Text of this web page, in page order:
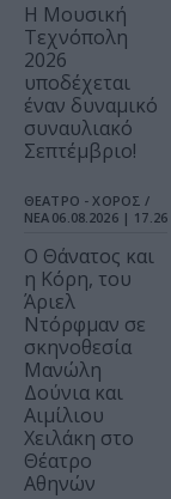
Η Μουσική
Τεχνόπολη
2026
υποδέχεται
έναν δυναμικό
συναυλιακό
Σεπτέμβριο!
ΘΕΑΤΡΟ - ΧΟΡΟΣ /
ΝΕΑ 06.08.2026 | 17.26
Ο Θάνατος και
η Κόρη, του
Άριελ
Ντόρφμαν σε
σκηνοθεσία
Μανώλη
Δούνια και
Αιμίλιου
Χειλάκη στο
Θέατρο
Αθηνών